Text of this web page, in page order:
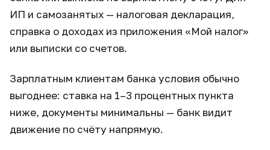
ИП и самозанятых — налоговая декларация,
справка о доходах из приложения «Мой налог»
или выписки со счетов.
Зарплатным клиентам банка условия обычно
выгоднее: ставка на 1–3 процентных пункта
ниже, документы минимальны — банк видит
движение по счёту напрямую.